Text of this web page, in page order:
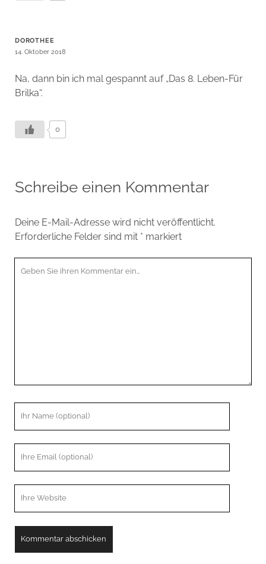
DOROTHEE
14. Oktober 2018
Na, dann bin ich mal gespannt auf „Das 8. Leben-Für
Brilka“.
0
Schreibe einen Kommentar
Deine E-Mail-Adresse wird nicht veröffentlicht.
Erforderliche Felder sind mit * markiert